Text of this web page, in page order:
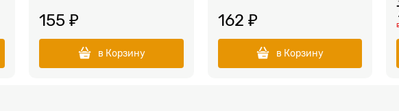
155 ₽
в Корзину
162 ₽
в Корзину